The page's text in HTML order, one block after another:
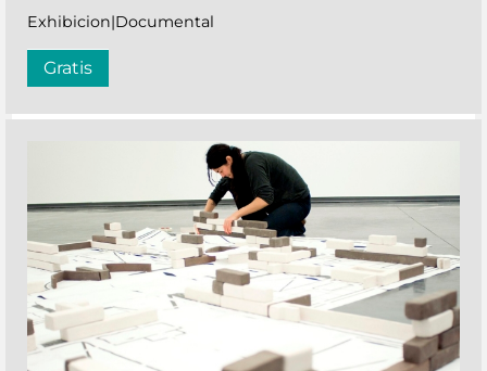
Exhibicion|Documental
Gratis